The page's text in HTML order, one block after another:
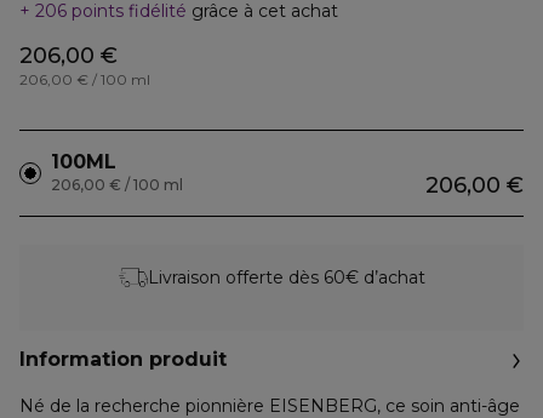
206 points fidélité grâce à cet achat
206,00 €
206,00 € / 100 ml
100ML
206,00 €
206,00 € / 100 ml
Livraison offerte dès 60€ d’achat
Information produit
Né de la recherche pionnière EISENBERG, ce soin anti-âge